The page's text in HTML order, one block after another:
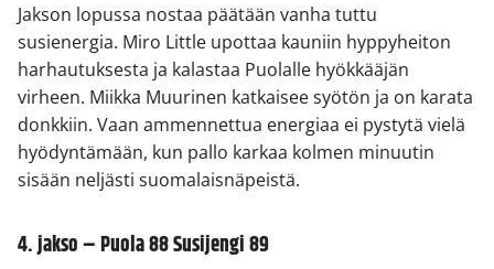
Jakson lopussa nostaa päätään vanha tuttu
susienergia. Miro Little upottaa kauniin hyppyheiton
harhautuksesta ja kalastaa Puolalle hyökkääjän
virheen. Miikka Muurinen katkaisee syötön ja on karata
donkkiin. Vaan ammennettua energiaa ei pystytä vielä
hyödyntämään, kun pallo karkaa kolmen minuutin
sisään neljästi suomalaisnäpeistä.
4. jakso – Puola 88 Susijengi 89